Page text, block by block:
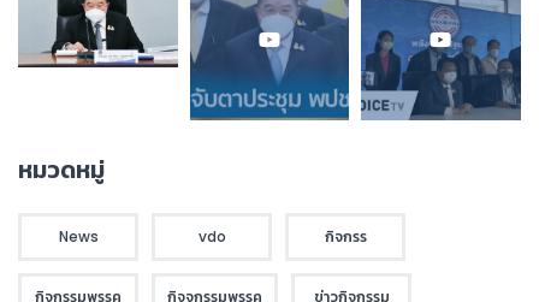
หมวดหมู่
News vdo กิจกรร
กิจกรรมพรรค กิจจกรรมพรรค ข่าวกิจกรรม